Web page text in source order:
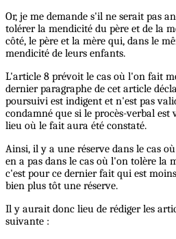
Or, je me demande s'il ne serait pas
tolérer la mendicité du père et de la
côté, le père et la mère qui, dans le
mendicité de leurs enfants.
L'article 8 prévoit le cas où l'on fait
dernier paragraphe de cet article
poursuivi est indigent et n'est pas
condamné que si le procès-verbal est
lieu où le fait aura été constaté.
Ainsi, il y a une réserve dans le cas
en a pas dans le cas où l'on tolère la
c'est pour ce dernier fait qui est
bien plus tôt une réserve.
Il y aurait donc lieu de rédiger les
suivante :